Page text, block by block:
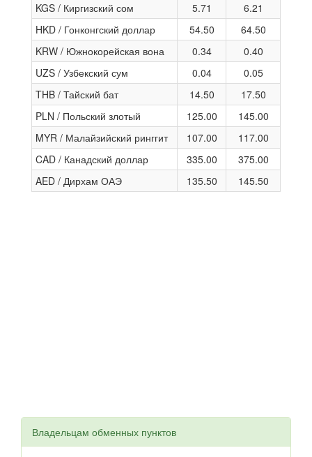
KGS / Киргизский сом
5.71
6.21
HKD / Гонконгский доллар
54.50
64.50
KRW / Южнокорейская вона
0.34
0.40
UZS / Узбекский сум
0.04
0.05
THB / Тайский бат
14.50
17.50
PLN / Польский злотый
125.00
145.00
MYR / Малайзийский ринггит
107.00
117.00
CAD / Канадский доллар
335.00
375.00
AED / Дирхам ОАЭ
135.50 145.50
Владельцам обменных пунктов